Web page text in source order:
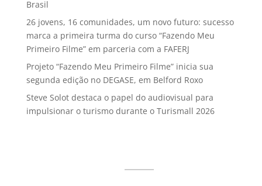
Brasil
26 jovens, 16 comunidades, um novo futuro: sucesso
marca a primeira turma do curso “Fazendo Meu
Primeiro Filme” em parceria com a FAFERJ
Projeto “Fazendo Meu Primeiro Filme” inicia sua
segunda edição no DEGASE, em Belford Roxo
Steve Solot destaca o papel do audiovisual para
impulsionar o turismo durante o Turismall 2026